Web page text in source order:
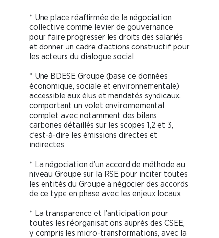
* Une place réaffirmée de la négociation
collective comme levier de gouvernance
pour faire progresser les droits des salariés
et donner un cadre d’actions constructif pour
les acteurs du dialogue social
* Une BDESE Groupe (base de données
économique, sociale et environnementale)
accessible aux élus et mandatés syndicaux,
comportant un volet environnemental
complet avec notamment des bilans
carbones détaillés sur les scopes 1,2 et 3,
c’est-à-dire les émissions directes et
indirectes
* La négociation d’un accord de méthode au
niveau Groupe sur la RSE pour inciter toutes
les entités du Groupe à négocier des accords
de ce type en phase avec les enjeux locaux
* La transparence et l’anticipation pour
toutes les réorganisations auprès des CSEE,
y compris les micro-transformations, avec la